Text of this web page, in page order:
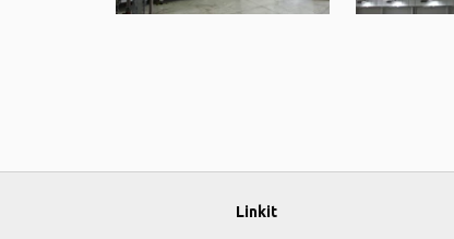
Linkit